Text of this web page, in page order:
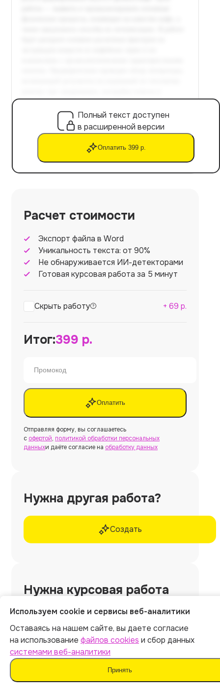
Полный текст доступен
в расширенной версии
Оплатить 399 р.
Расчет стоимости
Экспорт файла в Word
Уникальность текста: от 90%
Не обнаруживается ИИ-детекторами
Готовая курсовая работа за 5 минут
Скрыть работу + 69 р.
Итог:399 р.
Оплатить
Отправляя форму, вы соглашаетесь
с офертой, политикой обработки персональных
данныхи даёте согласие на обработку данных
Нужна другая работа?
Создать
Нужна курсовая работа
без использования
ИИ и шаблонов?
Закажите у профессиональных экспертов
Work5
🎁 10% скидка по промокоду ARCY10
Используем cookie и сервисы веб-аналитики
Оставаясь на нашем сайте, вы даете согласие
на использование файлов cookies и сбор данных
системами веб-аналитики
Принять